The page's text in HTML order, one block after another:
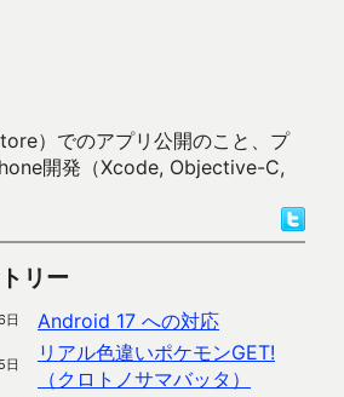
）でのアプリ公開のこと、プ
開発（Xcode, Objective-C,
リー
日 Android 17 への対応
日
リアル色違いポケモンGET!
（クロトノサマバッタ）